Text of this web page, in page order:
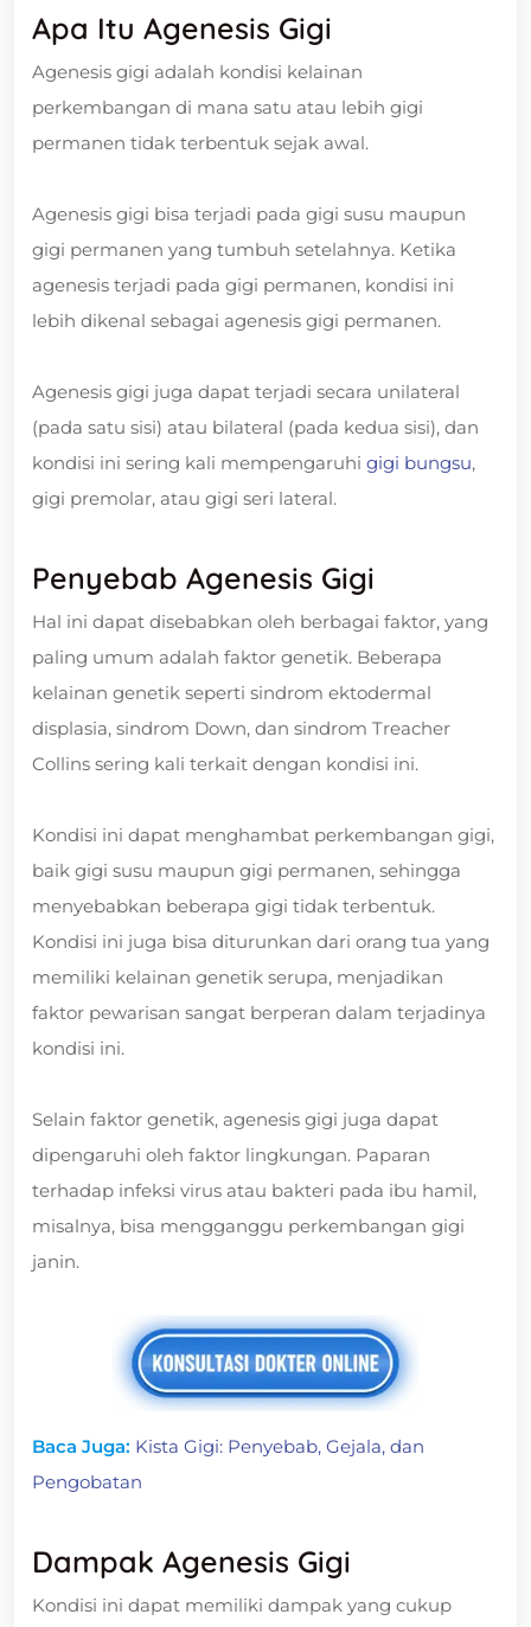
Apa Itu Agenesis Gigi
Agenesis gigi adalah kondisi kelainan
perkembangan di mana satu atau lebih gigi
permanen tidak terbentuk sejak awal.
Agenesis gigi bisa terjadi pada gigi susu maupun
gigi permanen yang tumbuh setelahnya. Ketika
agenesis terjadi pada gigi permanen, kondisi ini
lebih dikenal sebagai agenesis gigi permanen.
Agenesis gigi juga dapat terjadi secara unilateral
(pada satu sisi) atau bilateral (pada kedua sisi), dan
kondisi ini sering kali mempengaruhi gigi bungsu,
gigi premolar, atau gigi seri lateral.
Penyebab Agenesis Gigi
Hal ini dapat disebabkan oleh berbagai faktor, yang
paling umum adalah faktor genetik. Beberapa
kelainan genetik seperti sindrom ektodermal
displasia, sindrom Down, dan sindrom Treacher
Collins sering kali terkait dengan kondisi ini.
Kondisi ini dapat menghambat perkembangan gigi,
baik gigi susu maupun gigi permanen, sehingga
menyebabkan beberapa gigi tidak terbentuk.
Kondisi ini juga bisa diturunkan dari orang tua yang
memiliki kelainan genetik serupa, menjadikan
faktor pewarisan sangat berperan dalam terjadinya
kondisi ini.
Selain faktor genetik, agenesis gigi juga dapat
dipengaruhi oleh faktor lingkungan. Paparan
terhadap infeksi virus atau bakteri pada ibu hamil,
misalnya, bisa mengganggu perkembangan gigi
janin.
Baca Juga: Kista Gigi: Penyebab, Gejala, dan
Pengobatan
Dampak Agenesis Gigi
Kondisi ini dapat memiliki dampak yang cukup